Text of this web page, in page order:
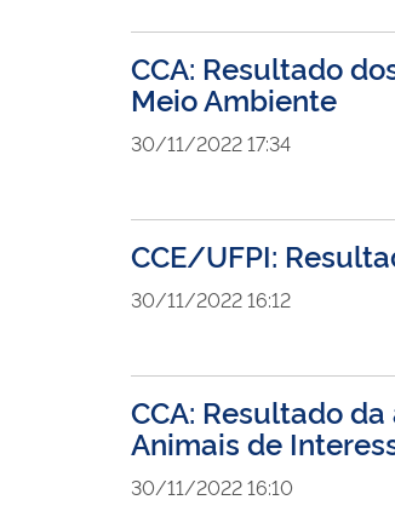
CCA: Resultado
Meio Ambiente
30/11/2022 17:34
CCE/UFPI:
30/11/2022 16:12
CCA: Resultado
Animais de
30/11/2022 16:10